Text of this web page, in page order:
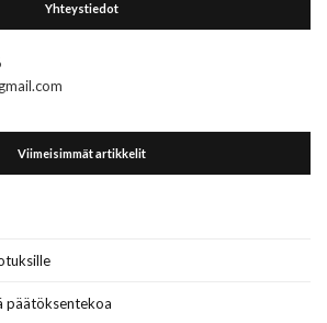
Yhteystiedot
Viimeisimmät artikkelit
päätöksentekoa